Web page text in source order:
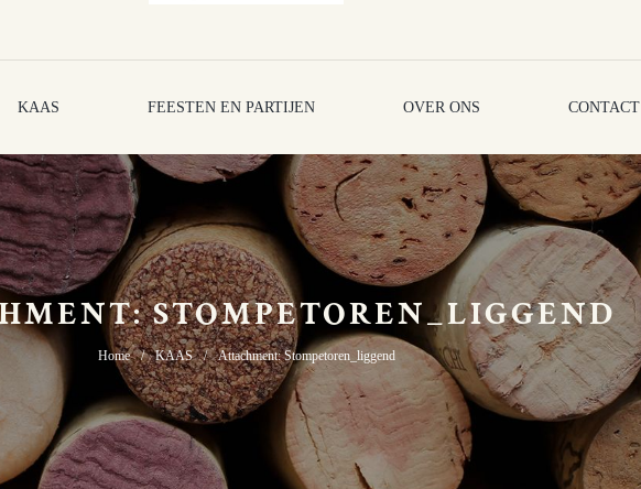
KAAS FEESTEN EN PARTIJEN OVER ONS CONTACT
STOMPETOREN_LIGGEND
Home KAAS Attachment: Stompetoren_liggend